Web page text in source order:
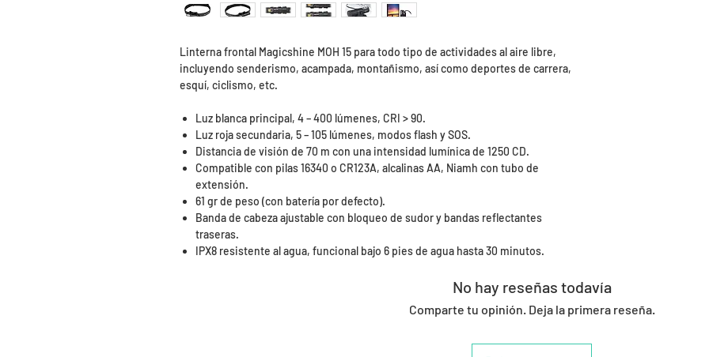
Linterna frontal Magicshine MOH 15 para todo tipo de actividades al aire libre,
incluyendo senderismo, acampada, montañismo, así como deportes de carrera,
esquí, ciclismo, etc.
Luz blanca principal, 4 – 400 lúmenes, CRI > 90.
Luz roja secundaria, 5 – 105 lúmenes, modos flash y SOS.
Distancia de visión de 70 m con una intensidad lumínica de 1250 CD.
Compatible con pilas 16340 o CR123A, alcalinas AA, Niamh con tubo de
extensión.
61 gr de peso (con batería por defecto).
Banda de cabeza ajustable con bloqueo de sudor y bandas reflectantes
traseras.
IPX8 resistente al agua, funcional bajo 6 pies de agua hasta 30 minutos.
No hay reseñas todavía
Comparte tu opinión. Deja la primera reseña.